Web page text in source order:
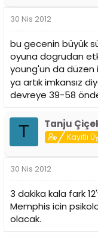
30 Nis 2012
bu gecenin büyük
oyuna dogrudan
young'un da düzen
ya artık imkansız
devreye 39-58
T Tanju
Kayıtlı
30 Nis 2012
3 dakika kala fark
Memphis icin
olacak.